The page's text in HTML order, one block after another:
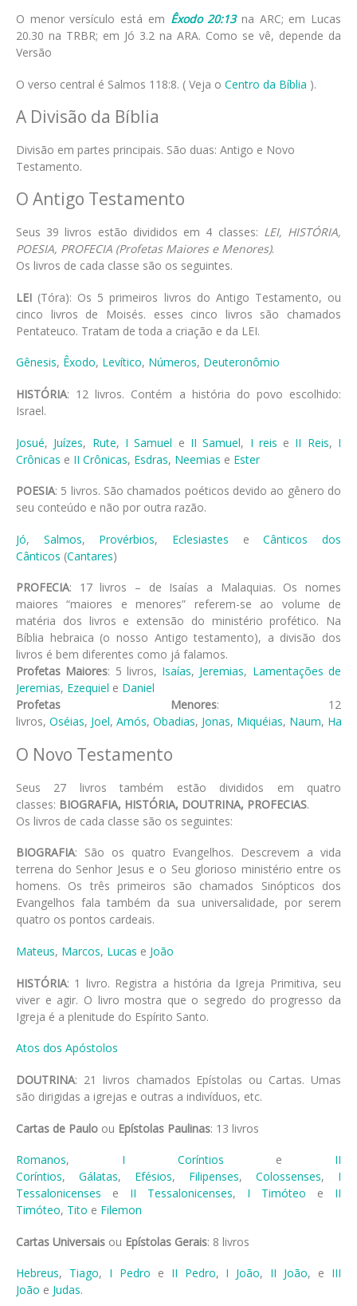
O menor versículo está em Êxodo 20:13na ARC; em Lucas
20.30 na TRBR; em Jó 3.2 na ARA. Como se vê, depende da
Versão
O verso central é Salmos 118:8. ( Veja o Centro da Bíblia ).
A Divisão da Bíblia
Divisão em partes principais. São duas: Antigo e Novo
Testamento.
O Antigo Testamento
Seus 39 livros estão divididos em 4 classes: LEI, HISTÓRIA,
POESIA, PROFECIA (Profetas Maiores e Menores).
Os livros de cada classe são os seguintes.
LEI (Tóra): Os 5 primeiros livros do Antigo Testamento, ou
cinco livros de Moisés. esses cinco livros são chamados
Pentateuco. Tratam de toda a criação e da LEI.
Gênesis, Êxodo, Levítico, Números, Deuteronômio
HISTÓRIA: 12 livros. Contém a história do povo escolhido:
Israel.
Josué, Juízes, Rute, I Samuel e II Samuel, I reis e II Reis, I
Crônicas e II Crônicas, Esdras, Neemias e Ester
POESIA: 5 livros. São chamados poéticos devido ao gênero do
seu conteúdo e não por outra razão.
Jó, Salmos, Provérbios, Eclesiastes eCânticos dos
Cânticos (Cantares)
PROFECIA: 17 livros – de Isaías a Malaquias. Os nomes
maiores “maiores e menores” referem-se ao volume de
matéria dos livros e extensão do ministério profético. Na
Bíblia hebraica (o nosso Antigo testamento), a divisão dos
livros é bem diferentes como já falamos.
Profetas Maiores: 5 livros, Isaías, Jeremias, Lamentações de
Jeremias, Ezequiel e Daniel
Profetas Menores: 12
livros, Oséias, Joel, Amós, Obadias, Jonas, Miquéias, Naum,
O Novo Testamento
Seus 27 livros também estão divididos em quatro
classes: BIOGRAFIA, HISTÓRIA, DOUTRINA, PROFECIAS.
Os livros de cada classe são os seguintes:
BIOGRAFIA: São os quatro Evangelhos. Descrevem a vida
terrena do Senhor Jesus e o Seu glorioso ministério entre os
homens. Os três primeiros são chamados Sinópticos dos
Evangelhos fala também da sua universalidade, por serem
quatro os pontos cardeais.
Mateus, Marcos, Lucas e João
HISTÓRIA: 1 livro. Registra a história da Igreja Primitiva, seu
viver e agir. O livro mostra que o segredo do progresso da
Igreja é a plenitude do Espírito Santo.
Atos dos Apóstolos
DOUTRINA: 21 livros chamados Epístolas ou Cartas. Umas
são dirigidas a igrejas e outras a indivíduos, etc.
Cartas de Paulo ou Epístolas Paulinas: 13 livros
Romanos, I Coríntios e II
Coríntios, Gálatas, Efésios, Filipenses, Colossenses, I
Tessalonicenses e II Tessalonicenses, I Timóteo e II
Timóteo, Tito e Filemon
Cartas Universais ou Epístolas Gerais: 8 livros
Hebreus, Tiago, I Pedro e II Pedro, I João, II João, e III
João e Judas.